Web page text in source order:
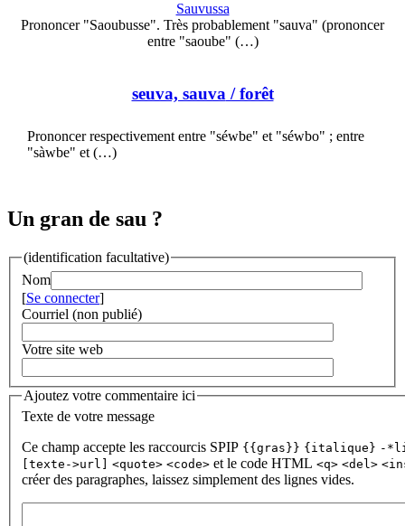
Sauvussa
Prononcer "Saoubusse". Très probablement "sauva" (prononcer
entre "saoube" (…)
seuva, sauva / forêt
Prononcer respectivement entre "séwbe" et "séwbo" ; entre
"sàwbe" et (…)
Un gran de sau ?
(identification facultative)
Nom
[Se connecter]
Courriel (non publié)
Votre site web
Ajoutez votre commentaire ici
Texte de votre message
Ce champ accepte les raccourcis SPIP {{gras}} {italique} -
[texte->url]
<quote> <code> et le code HTML <q> <del>
créer des paragraphes, laissez simplement des lignes vides.